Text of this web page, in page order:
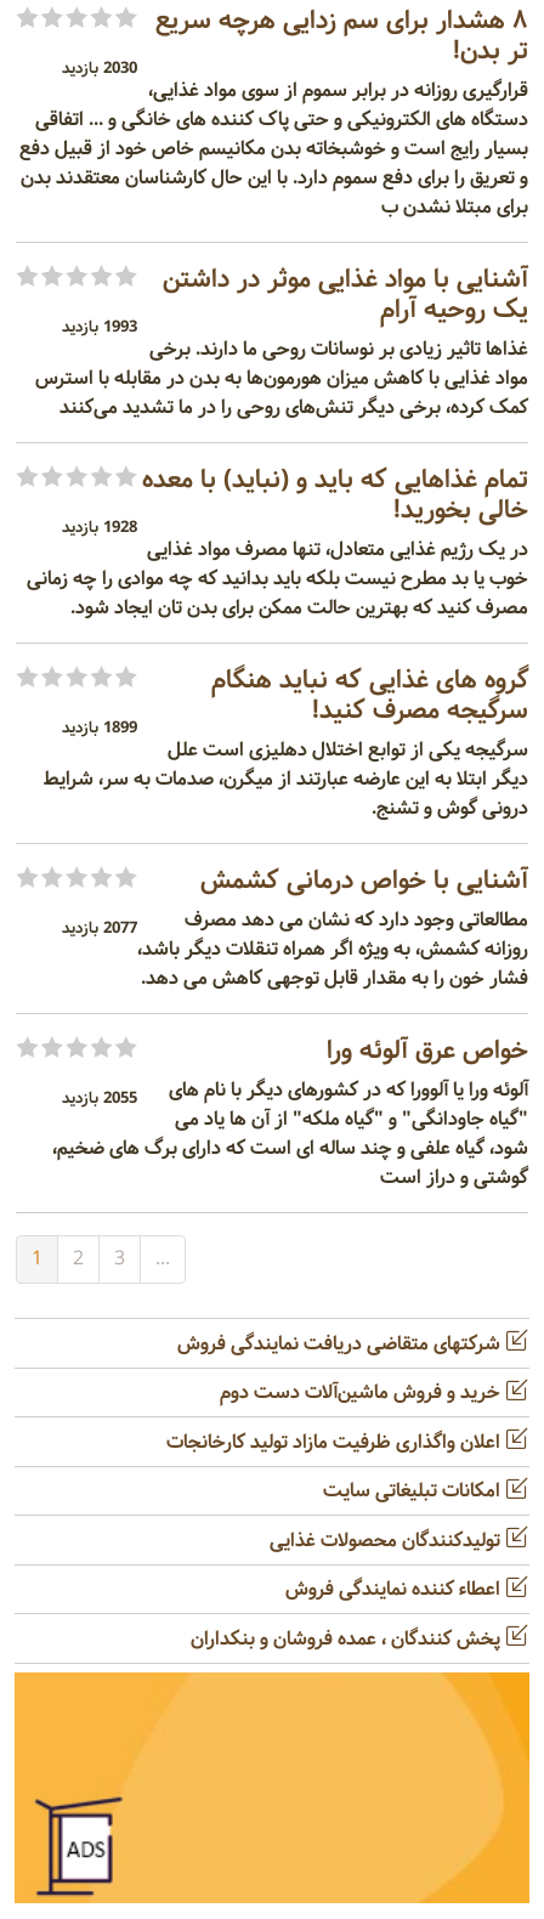
2030 بازدید
۸ هشدار برای سم زدایی هرچه سریع
تر بدن!
قرارگیری روزانه در برابر سموم از سوی مواد غذایی،
دستگاه های الکترونیکی و حتی پاک کننده های خانگی و ... اتفاقی
بسیار رایج است و خوشبخاته بدن مکانیسم خاص خود از قبیل دفع
و تعریق را برای دفع سموم دارد. با این حال کارشناسان معتقدند بدن
برای مبتلا نشدن ب
1993 بازدید
آشنایی با مواد غذایی موثر در داشتن
یک روحیه آرام
غذاها تاثیر زیادی بر نوسانات روحی ما دارند. برخی
مواد غذایی با کاهش میزان هورمون‌ها به بدن در مقابله با استرس
کمک کرده، برخی دیگر تنش‌های روحی را در ما تشدید می‌کنند
1928 بازدید
تمام غذاهایی که باید و (نباید) با معده
خالی بخورید!
در یک رژیم غذایی متعادل، تنها مصرف مواد غذایی
خوب یا بد مطرح نیست بلکه باید بدانید که چه موادی را چه زمانی
مصرف کنید که بهترین حالت ممکن برای بدن ‌تان ایجاد شود.
1899 بازدید
گروه های غذایی که نباید هنگام
سرگیجه مصرف کنید!
سرگیجه یکی از توابع اختلال دهلیزی است علل
دیگر ابتلا به این عارضه عبارتند از میگرن، صدمات به سر، شرایط
درونی گوش و تشنج.
2077 بازدید
آشنایی با خواص درمانی کشمش
مطالعاتی وجود دارد که نشان می دهد مصرف
روزانه کشمش، به ویژه اگر همراه تنقلات دیگر باشد،
فشار خون را به مقدار قابل توجهی کاهش می دهد.
2055 بازدید
خواص عرق آلوئه ورا
آلوئه ورا یا آلوورا که در کشورهای دیگر با نام های
"گیاه جاودانگی" و "گیاه ملکه" از آن ها یاد می
شود، گیاه علفی و چند ساله ای است که دارای برگ های ضخیم،
گوشتی و دراز است
1 2 3 ...
شرکتهای متقاضی دریافت نمایندگی فروش
خرید و فروش ماشین‌آلات دست دوم
اعلان واگذاری ظرفیت مازاد تولید کارخانجات
امکانات تبلیغاتی سایت
تولیدکنندگان محصولات غذایی
اعطاء کننده نمایندگی فروش
پخش کنندگان ، عمده فروشان و بنکداران